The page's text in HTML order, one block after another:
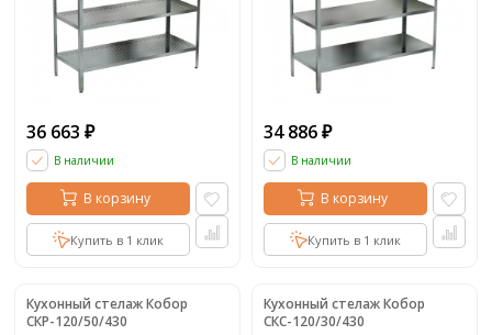
36 663 ₽
В наличии
В корзину
Купить в 1 клик
34 886 ₽
В наличии
В корзину
Купить в 1 клик
Кухонный стелаж Кобор
СКР-120/50/430
Кухонный стелаж Кобор
СКС-120/30/430